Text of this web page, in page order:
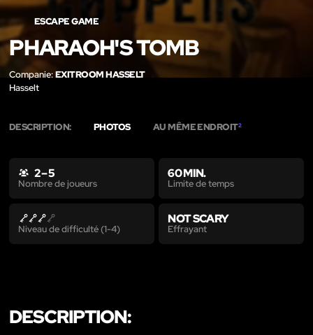
ESCAPE GAME
PHARAOH'S TOMB
Companie:EXITROOM HASSELT
Hasselt
DESCRIPTION: PHOTOS AU MÊME ENDROIT2
2 – 5
Nombre de joueurs
60 MIN.
Limite de temps
Niveau de difficulté (1-4)
NOT SCARY
Effrayant
DESCRIPTION: